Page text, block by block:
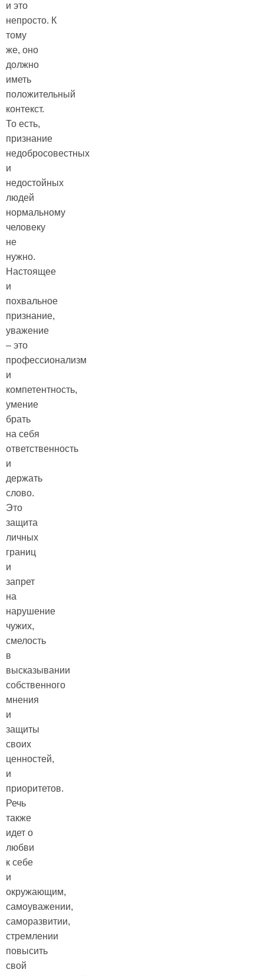
и это
непросто. К
тому
же, оно
должно
иметь
положительный
контекст.
То есть,
признание
недобросовестных
и
недостойных
людей
нормальному
человеку
не
нужно.
Настоящее
и
похвальное
признание,
уважение
– это
профессионализм
и
компетентность,
умение
брать
на себя
ответственность
и
держать
слово.
Это
защита
личных
границ
и
запрет
на
нарушение
чужих,
смелость
в
высказывании
собственного
мнения
и
защиты
своих
ценностей,
и
приоритетов.
Речь
также
идет о
любви
к себе
и
окружающим,
самоуважении,
саморазвитии,
стремлении
повысить
свой